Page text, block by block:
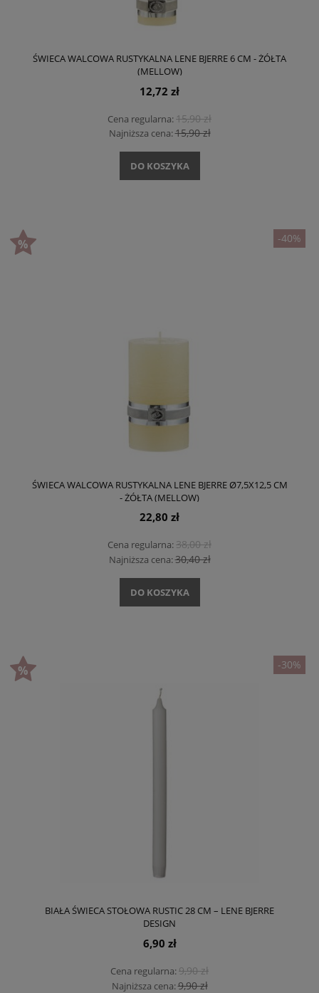
ŚWIECA WALCOWA RUSTYKALNA LENE BJERRE 6 CM - ŻÓŁTA
(MELLOW)
12,72 zł
Cena regularna:15,90 zł
Najniższa cena:15,90 zł
DO KOSZYKA
ŚWIECA WALCOWA RUSTYKALNA LENE BJERRE Ø7,5X12,5 CM
- ŻÓŁTA (MELLOW)
22,80 zł
Cena regularna:38,00 zł
Najniższa cena:30,40 zł
DO KOSZYKA
-40%
BIAŁA ŚWIECA STOŁOWA RUSTIC 28 CM – LENE BJERRE
DESIGN
6,90 zł
Cena regularna:9,90 zł
Najniższa cena:9,90 zł
-30%